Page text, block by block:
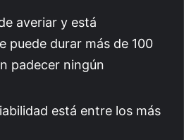
averiar y está
puede durar más de 100
padecer ningún
está entre los más